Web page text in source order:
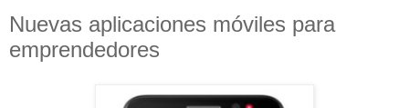
Nuevas aplicaciones móviles para
emprendedores